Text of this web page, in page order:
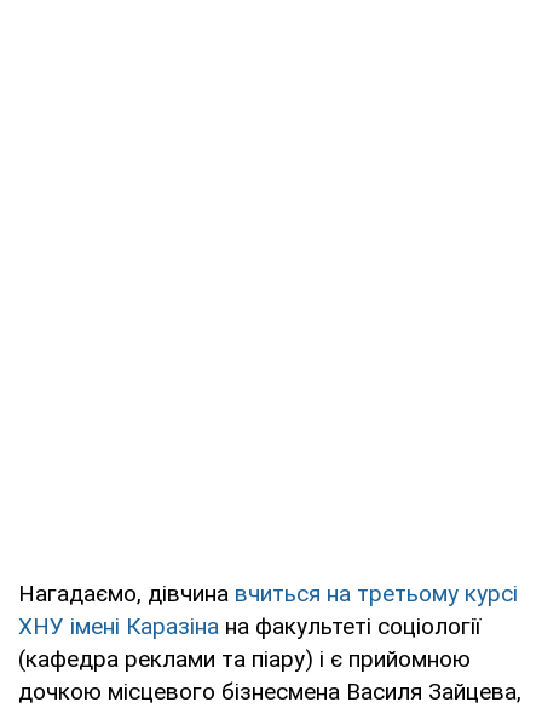
Нагадаємо, дівчина вчиться на третьому курсі
ХНУ імені Каразіна на факультеті соціології
(кафедра реклами та піару) і є прийомною
дочкою місцевого бізнесмена Василя Зайцева,